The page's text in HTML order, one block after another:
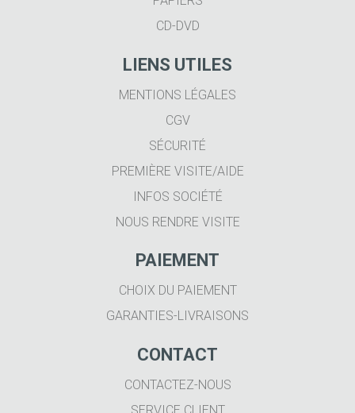
CD-DVD
LIENS UTILES
MENTIONS LÉGALES
CGV
SÉCURITÉ
PREMIÈRE VISITE/AIDE
INFOS SOCIÉTÉ
NOUS RENDRE VISITE
PAIEMENT
CHOIX DU PAIEMENT
GARANTIES-LIVRAISONS
CONTACT
CONTACTEZ-NOUS